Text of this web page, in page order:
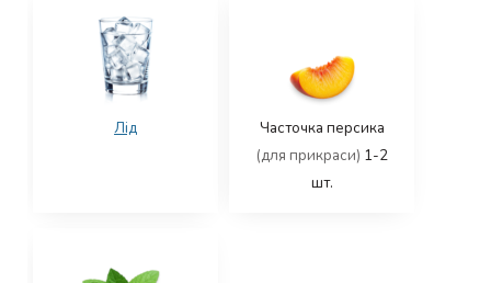
Лід
Часточка персика
(для прикраси) 1-2
шт.